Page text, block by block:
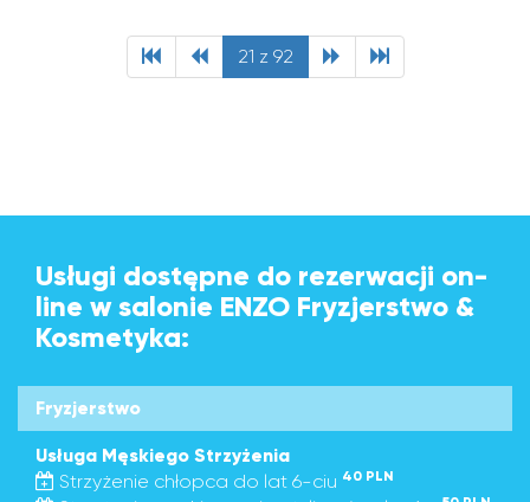
21 z 92
Usługi dostępne do rezerwacji on-
line w salonie ENZO Fryzjerstwo &
Kosmetyka:
Fryzjerstwo
Usługa Męskiego Strzyżenia
Strzyżenie chłopca do lat 6-ciu 40 PLN